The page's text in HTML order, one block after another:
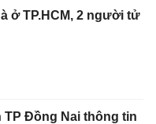
ở TP.HCM, 2 người tử
TP Đồng Nai thông tin